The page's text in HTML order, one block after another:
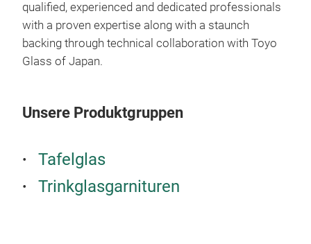
qualified, experienced and dedicated professionals
with a proven expertise along with a staunch
backing through technical collaboration with Toyo
Glass of Japan.
Unsere Produktgruppen
Tafelglas
Trinkglasgarnituren